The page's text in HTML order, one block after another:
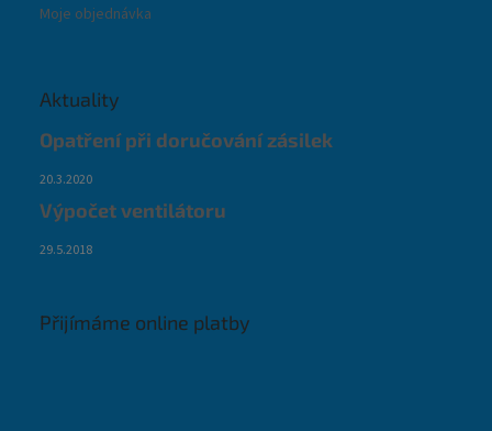
Moje objednávka
Aktuality
Opatření při doručování zásilek
20.3.2020
Výpočet ventilátoru
29.5.2018
Přijímáme online platby